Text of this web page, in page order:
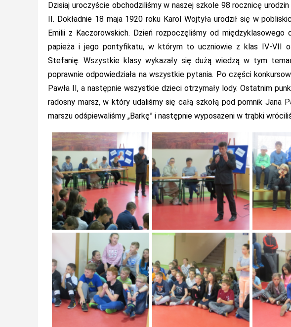
Dzisiaj uroczyście obchodziliśmy w naszej szkole 98 rocznicę
II. Dokładnie 18 maja 1920 roku Karol Wojtyła urodził się w
Emilii z Kaczorowskich. Dzień rozpoczęliśmy od
papieża i jego pontyfikatu, w którym to uczniowie z klas IV-VII
Stefanię. Wszystkie klasy wykazały się dużą wiedzą w tym
poprawnie odpowiedziała na wszystkie pytania. Po części
Pawła II, a następnie wszystkie dzieci otrzymały lody. Ostatnim
radosny marsz, w który udaliśmy się całą szkołą pod pomnik Jana
marszu odśpiewaliśmy „Barkę” i następnie wyposażeni w trąbki